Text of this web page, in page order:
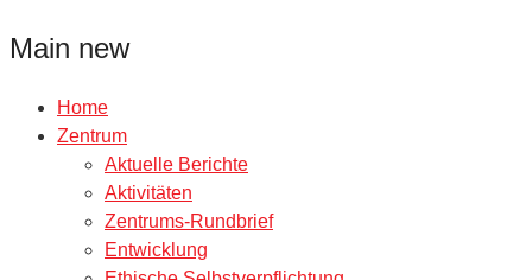
Main new
Home
Zentrum
Aktuelle Berichte
Aktivitäten
Zentrums-Rundbrief
Entwicklung